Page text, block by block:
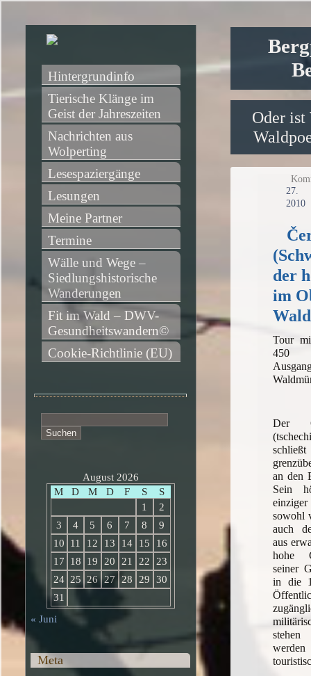
Oder ist
2010
der
im
Wald
Tour
450
Der
an den
Sein
sowohl
auch
aus
hohe
seiner
in die
Hintergrundinfo
Tierische Klänge im
Geist der Jahreszeiten
Nachrichten aus
Wolperting
Lesespaziergänge
Lesungen
Meine Partner
Termine
Wälle und Wege –
Siedlungshistorische
Wanderungen
Fit im Wald – DWV-
Gesundheitswandern©
Cookie-Richtlinie (EU)
nach:
August 2026
M
D M D F S
S
1
2
3
4 5 6 7 8
9
10
11 12 13 14 15
16
17
18 19 20 21 22
23
24 25 26 27 28 29
30
31
« Juni
Meta